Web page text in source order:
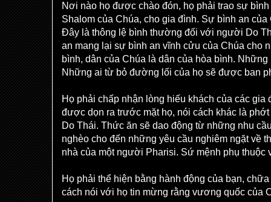
Nơi nào họ được chào đón, họ phải trao sự
Shalom của Chúa, cho gia đình. Sự bình an
Đây là thông lệ bình thường đối với người Do
an mang lại sự bình an vĩnh cửu của Chúa cho
bình, dân của Chúa là dân của hòa bình.
Những ai từ bỏ đường lối của họ sẽ được ban
Họ phải chấp nhận lòng hiếu khách của các gia
được dọn ra trước mặt họ, nói cách khác là
Do Thái. Thức ăn sẽ dao động từ những nhu
nghèo cho đến những yêu cầu nghiêm ngặt về
nhà của một người Pharisi. Sứ mệnh phụ thuộc
Họ phải thể hiện bằng hành động của bạn,
cách nói với họ tin mừng rằng vương quốc của